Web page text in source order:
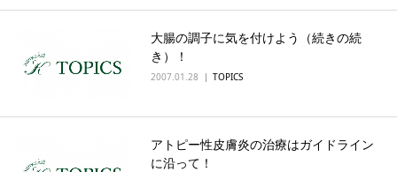
大腸の調子に気を付けよう（続きの続
き）！
2007.01.28 TOPICS
アトピー性皮膚炎の治療はガイドライン
に沿って！